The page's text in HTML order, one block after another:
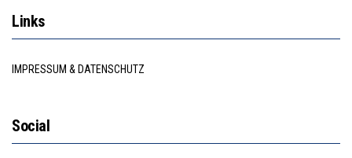
Links
IMPRESSUM & DATENSCHUTZ
Social